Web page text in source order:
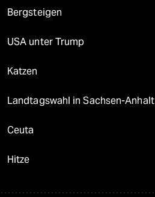
Bergsteigen
USA unter Trump
Katzen
Landtagswahl in Sachsen-Anhalt
Ceuta
Hitze